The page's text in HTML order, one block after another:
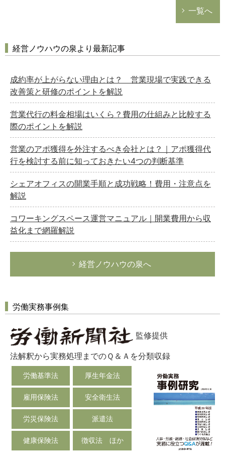
一覧へ
経営ノウハウの泉より最新記事
成約率が上がらない理由とは？ 営業現場で実践できる
改善策と研修のポイントを解説
営業代行の料金相場はいくら？費用の仕組みと比較する
際のポイントを解説
営業のアポ獲得を外注するべき会社とは？｜アポ獲得代
行を検討する前に知っておきたい4つの判断基準
シェアオフィスの開業手順と成功戦略！費用・注意点を
解説
コワーキングスペース運営マニュアル｜開業費用から収
益化まで網羅解説
経営ノウハウの泉へ
労働実務事例集
監修提供
法解釈から実務処理までのＱ＆Ａを分類収録
労働基準法 厚生年金法
雇用保険法 安全衛生法
労災保険法 派遣法
健康保険法 徴収法 ほか